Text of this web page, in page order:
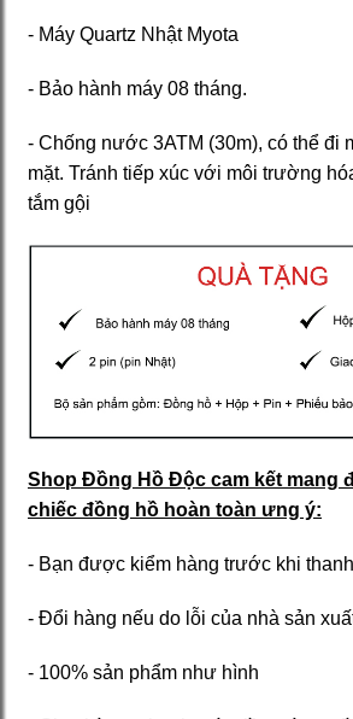
- Máy Quartz Nhật Myota
- Bảo hành máy 08 tháng.
- Chống nước 3ATM (30m), có thể đi
mặt. Tránh tiếp xúc với môi trường
tắm gội
Shop Đồng Hồ Độc cam kết mang
chiếc đồng hồ hoàn toàn ưng ý:
- Bạn được kiểm hàng trước khi
- Đổi hàng nếu do lỗi của nhà sản
- 100% sản phẩm như hình